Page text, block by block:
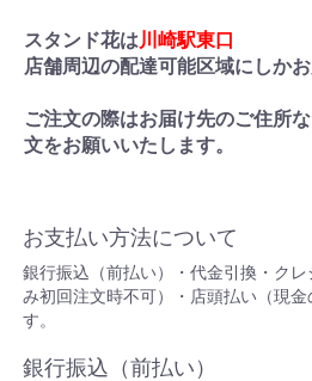
スタンド花は川崎駅東口
店舗周辺の配達可能区域にしかお
ご注文の際はお届け先のご住所
文をお願いいたします。
お支払い方法について
銀行振込（前払い）・代金引換・ク
み初回注文時不可）・店頭払い（現
す。
銀行振込（前払い）